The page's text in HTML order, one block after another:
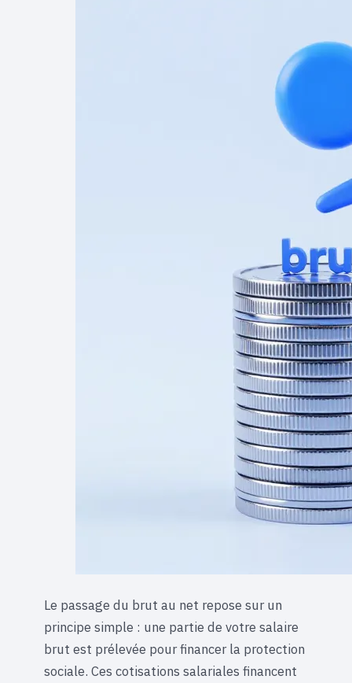
Le passage du brut au net repose sur un
principe simple : une partie de votre salaire
brut est prélevée pour financer la protection
sociale. Ces cotisations salariales financent